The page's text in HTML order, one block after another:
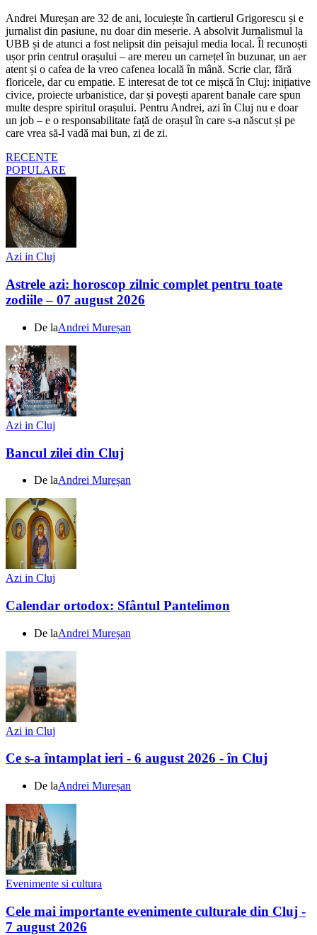
Andrei Mureșan are 32 de ani, locuiește în cartierul Grigorescu și e
jurnalist din pasiune, nu doar din meserie. A absolvit Jurnalismul la
UBB și de atunci a fost nelipsit din peisajul media local. Îl recunoști
ușor prin centrul orașului – are mereu un carnețel în buzunar, un aer
atent și o cafea de la vreo cafenea locală în mână. Scrie clar, fără
floricele, dar cu empatie. E interesat de tot ce mișcă în Cluj: inițiative
civice, proiecte urbanistice, dar și povești aparent banale care spun
multe despre spiritul orașului. Pentru Andrei, azi în Cluj nu e doar
un job – e o responsabilitate față de orașul în care s-a născut și pe
care vrea să-l vadă mai bun, zi de zi.
RECENTE
POPULARE
Azi in Cluj
Astrele azi: horoscop zilnic complet pentru toate
zodiile – 07 august 2026
De laAndrei Mureșan
Azi in Cluj
Bancul zilei din Cluj
De laAndrei Mureșan
Azi in Cluj
Calendar ortodox: Sfântul Pantelimon
De laAndrei Mureșan
Azi in Cluj
Ce s-a întamplat ieri - 6 august 2026 - în Cluj
De laAndrei Mureșan
Evenimente si cultura
Cele mai importante evenimente culturale din Cluj -
7 august 2026